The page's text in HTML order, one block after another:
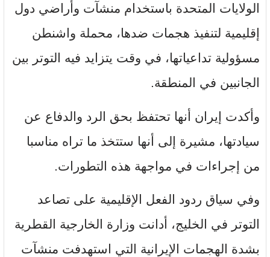
الولايات المتحدة باستخدام منشآت وأراضي دول
إقليمية لتنفيذ هجمات ضدها، محملة واشنطن
مسؤولية تداعياتها، في وقت يتزايد فيه التوتر بين
الجانبين في المنطقة.
وأكدت إيران أنها تحتفظ بحق الرد والدفاع عن
سيادتها، مشيرة إلى أنها ستتخذ ما تراه مناسبا
من إجراءات في مواجهة هذه التطورات.
وفي سياق ردود الفعل الإقليمية على تصاعد
التوتر في الخليج، أدانت وزارة الخارجية القطرية
بشدة الهجمات الإيرانية التي استهدفت منشآت